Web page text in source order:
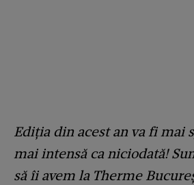
Ediția din acest an va fi mai
mai intensă ca niciodată!
să îi avem la Therme